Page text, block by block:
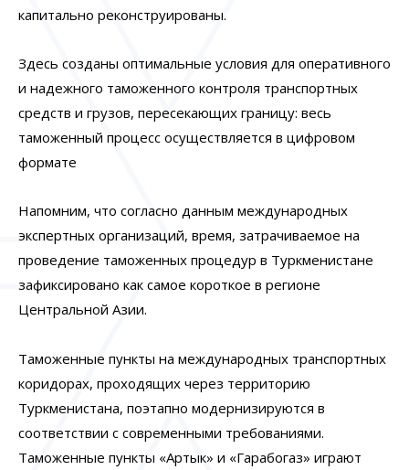
капитально реконструированы.
Здесь созданы оптимальные условия для оперативного
и надежного таможенного контроля транспортных
средств и грузов, пересекающих границу: весь
таможенный процесс осуществляется в цифровом
формате
Напомним, что согласно данным международных
экспертных организаций, время, затрачиваемое на
проведение таможенных процедур в Туркменистане
зафиксировано как самое короткое в регионе
Центральной Азии.
Таможенные пункты на международных транспортных
коридорах, проходящих через территорию
Туркменистана, поэтапно модернизируются в
соответствии с современными требованиями.
Таможенные пункты «Артык» и «Гарабогаз» играют